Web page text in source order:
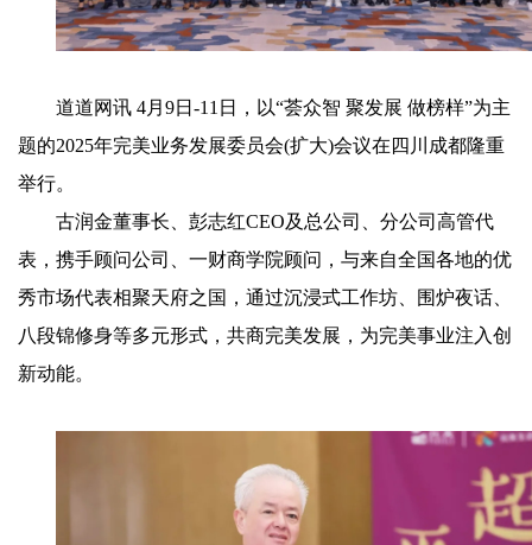
道道网讯 4月9日-11日，以“荟众智 聚发展 做榜样”为主
题的2025年完美业务发展委员会(扩大)会议在四川成都隆重
举行。
古润金董事长、彭志红CEO及总公司、分公司高管代
表，携手顾问公司、一财商学院顾问，与来自全国各地的优
秀市场代表相聚天府之国，通过沉浸式工作坊、围炉夜话、
八段锦修身等多元形式，共商完美发展，为完美事业注入创
新动能。